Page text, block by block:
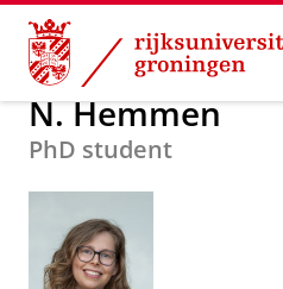
Skip
Content
Skip
Navigation
Over ons N.
N. Hemmen
PhD student